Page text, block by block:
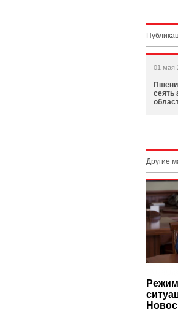
01 мая
сеять
Другие